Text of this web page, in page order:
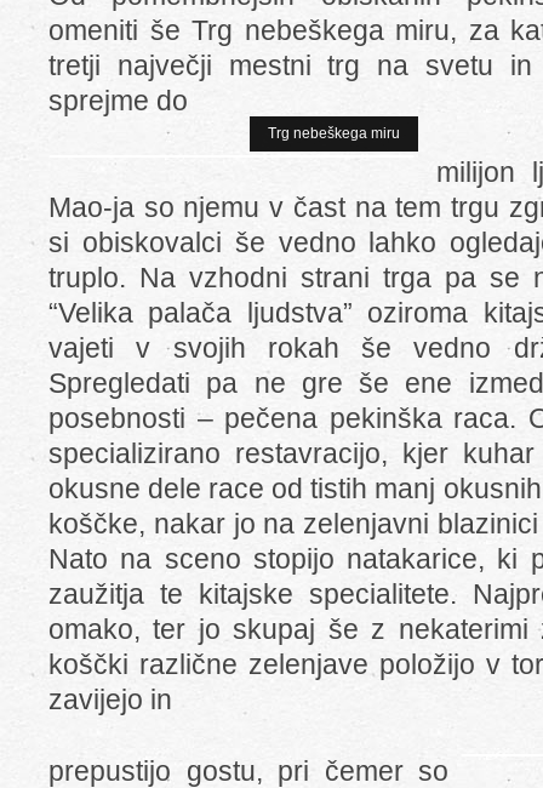
omeniti še Trg nebeškega miru, za
tretji največji mestni trg na svetu in
sprejme do
Trg nebeškega miru
milijon
Mao-ja so njemu v čast na tem trgu
si obiskovalci še vedno lahko
truplo. Na vzhodni strani trga pa se
“Velika palača ljudstva” oziroma
vajeti v svojih rokah še vedno
Spregledati pa ne gre še ene
posebnosti – pečena pekinška raca.
specializirano restavracijo, kjer
okusne dele race od tistih manj
koščke, nakar jo na zelenjavni
Nato na sceno stopijo natakarice, ki
zaužitja te kitajske specialitete.
omako, ter jo skupaj še z nekaterimi
koščki različne zelenjave položijo v
zavijejo in
prepustijo gostu, pri čemer so